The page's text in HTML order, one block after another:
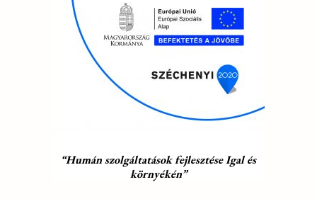
“Humán szolgáltatások fejlesztése Igal és
környékén”